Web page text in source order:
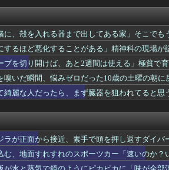
朗希が6回2失点の力投もド軍7連敗！（海外...
に、殻を入れる器まで出してある家」そこで
するほど悪化することがある」精神科の現場
ブを切り開けば、あと2週間は使える」極貧で
嗅いだ瞬間、悩みゼロだった10歳の土曜の朝
綺麗な人だったら、まず臓器を狙われてると
ラが正面から接近、素手で頭を押し返すダイ
、地面すれすれのスポーツカー「速いのか？